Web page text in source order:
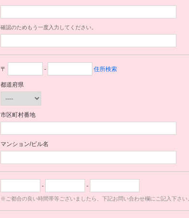
確認のためもう一度入力してください。
〒 - 住所検索
都道府県
市区町村番地
マンション/ビル名
- -
※ご都合の良い時間帯等ございましたら、下記お問い合わせ欄にご記入下さい